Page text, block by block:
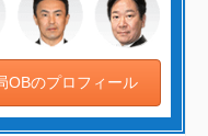
OBのプロフィール